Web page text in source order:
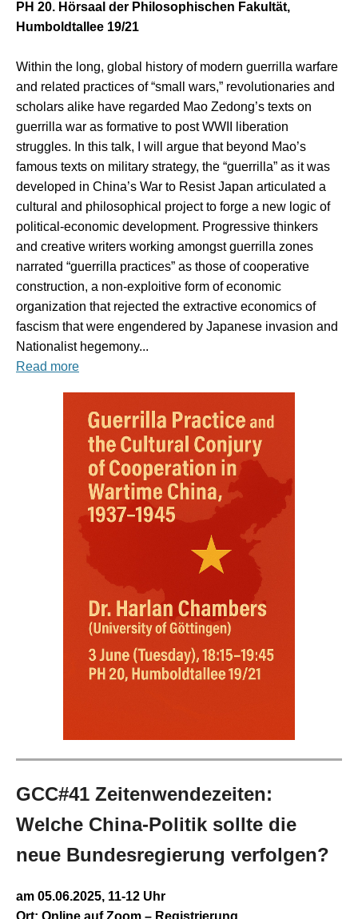
PH 20. Hörsaal der Philosophischen Fakultät,
Humboldtallee 19/21
Within the long, global history of modern guerrilla warfare
and related practices of “small wars,” revolutionaries and
scholars alike have regarded Mao Zedong’s texts on
guerrilla war as formative to post WWII liberation
struggles. In this talk, I will argue that beyond Mao’s
famous texts on military strategy, the “guerrilla” as it was
developed in China’s War to Resist Japan articulated a
cultural and philosophical project to forge a new logic of
political-economic development. Progressive thinkers
and creative writers working amongst guerrilla zones
narrated “guerrilla practices” as those of cooperative
construction, a non-exploitive form of economic
organization that rejected the extractive economics of
fascism that were engendered by Japanese invasion and
Nationalist hegemony...
Read more
GCC#41 Zeitenwendezeiten:
Welche China-Politik sollte die
neue Bundesregierung verfolgen?
am 05.06.2025, 11-12 Uhr
Ort: Online auf Zoom – Registrierung